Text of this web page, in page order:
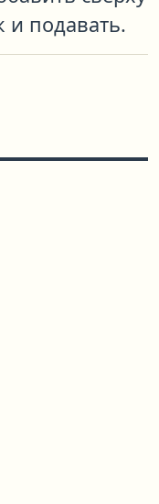
и подавать.